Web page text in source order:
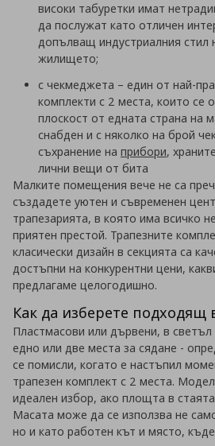
високи табуретки имат
да послужат като отличен
допълващ индустриалния стил
жилището;
с чекмеджета – един от най-
комплекти с 2 места, които се
плоскост от едната страна на
снабден и с няколко на брой
съхранение на прибори,
лични вещи от бита
Малките помещения вече не са
създадете уютен и съвременен
трапезарията, в която има всичко
приятен престой. Трапезните
класически дизайн в секцията са
достъпни на конкурентни цени,
предлагаме целогодишно.
Как да изберете подходящ
Пластмасови или дървени, в
едно или две места за сядане -
се помисли, когато е настъпил
трапезен комплект с 2 места.
идеален избор, ако площта в
Масата може да се използва не
но и като работен кът и място,